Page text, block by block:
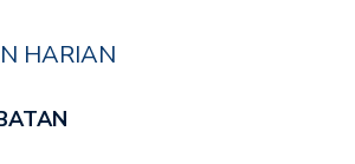
HARIAN